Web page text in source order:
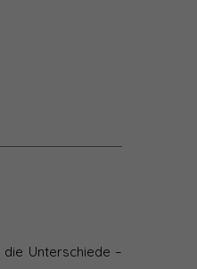
Unterschiede –